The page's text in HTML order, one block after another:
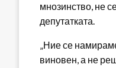
мнозинство, не
депутатката.
„Ние се
виновен, а не